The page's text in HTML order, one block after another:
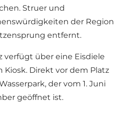
Struer und
der Region
entfernt.
verfügt über eine Eisdiele
Kiosk. Direkt vor dem Platz
der vom 1. Juni
geöffnet ist.